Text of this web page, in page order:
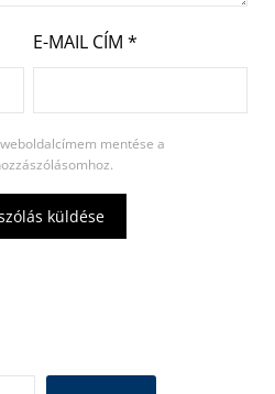
E-MAIL CÍM *
mentése a